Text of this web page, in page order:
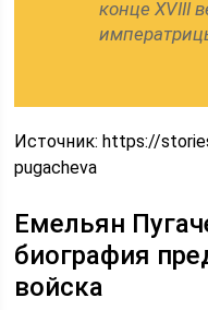
конце XVIII
Источник:https://
pugacheva
Емельян
биография
войска